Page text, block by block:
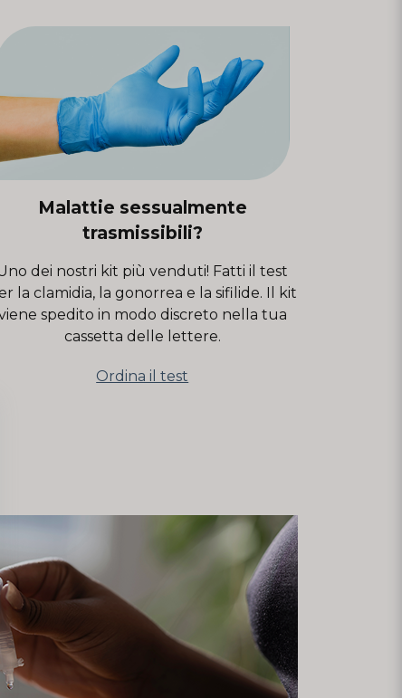
Malattie sessualmente
trasmissibili?
dei nostri kit più venduti! Fatti il test
la clamidia, la gonorrea e la sifilide. Il kit
spedito in modo discreto nella tua
cassetta delle lettere.
Ordina il test